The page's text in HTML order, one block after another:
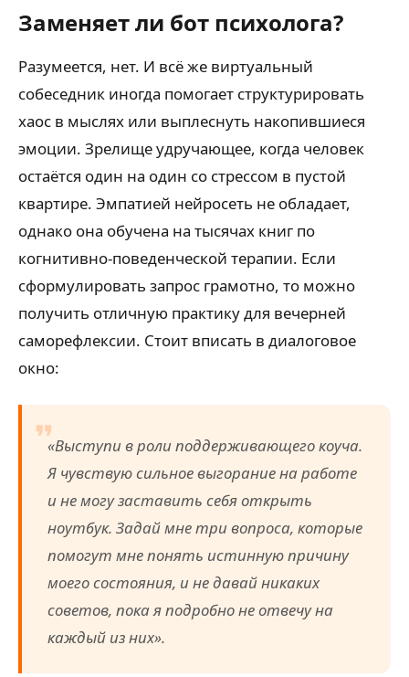
Заменяет ли бот психолога?
Разумеется, нет. И всё же виртуальный
собеседник иногда помогает структурировать
хаос в мыслях или выплеснуть накопившиеся
эмоции. Зрелище удручающее, когда человек
остаётся один на один со стрессом в пустой
квартире. Эмпатией нейросеть не обладает,
однако она обучена на тысячах книг по
когнитивно-поведенческой терапии. Если
сформулировать запрос грамотно, то можно
получить отличную практику для вечерней
саморефлексии. Стоит вписать в диалоговое
окно:
«Выступи в роли поддерживающего коуча.
Я чувствую сильное выгорание на работе
и не могу заставить себя открыть
ноутбук. Задай мне три вопроса, которые
помогут мне понять истинную причину
моего состояния, и не давай никаких
советов, пока я подробно не отвечу на
каждый из них».